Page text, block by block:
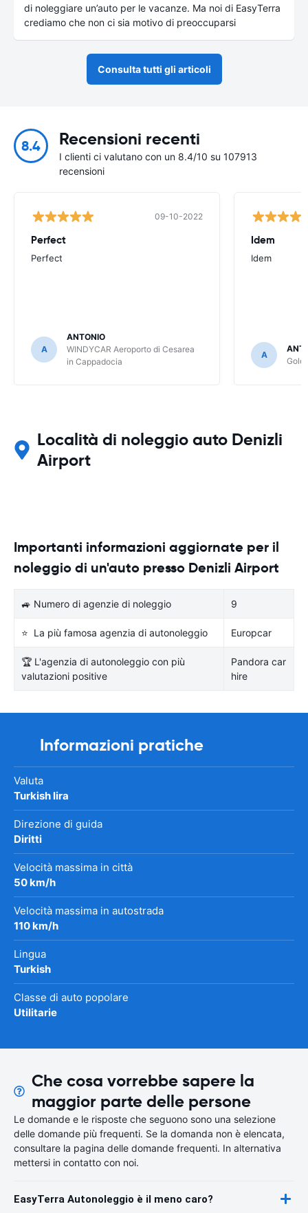
di noleggiare un’auto per le vacanze. Ma noi di EasyTerra
crediamo che non ci sia motivo di preoccuparsi
Consulta tutti gli articoli
8.4 Recensioni recenti
I clienti ci valutano con un 8.4/10 su 107913
recensioni
09-10-2022
Perfect
Perfect
A
ANTONIO
WINDYCAR Aeroporto di Cesarea
in Cappadocia
Idem
Idem
A
Località di noleggio auto Denizli
Airport
Importanti informazioni aggiornate per il
noleggio di un'auto presso Denizli Airport
🚙 Numero di agenzie di noleggio 9
⭐ La più famosa agenzia di autonoleggio Europcar
🏆 L'agenzia di autonoleggio con più
valutazioni positive
Pandora car
hire
Informazioni pratiche
Valuta
Turkish lira
Direzione di guida
Diritti
Velocità massima in città
50 km/h
Velocità massima in autostrada
110 km/h
Lingua
Turkish
Classe di auto popolare
Utilitarie
Che cosa vorrebbe sapere la
maggior parte delle persone
Le domande e le risposte che seguono sono una selezione
delle domande più frequenti. Se la domanda non è elencata,
consultare la pagina delle domande frequenti. In alternativa
mettersi in contatto con noi.
EasyTerra Autonoleggio è il meno caro?